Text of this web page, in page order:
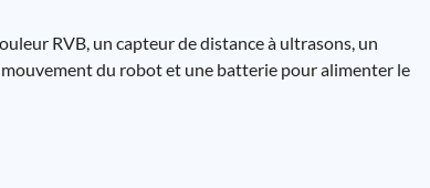
RVB, un capteur de distance à ultrasons, un
du robot et une batterie pour alimenter le